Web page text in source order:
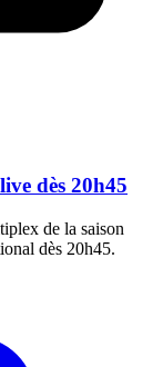
dès 20h45
de la saison
dès 20h45.